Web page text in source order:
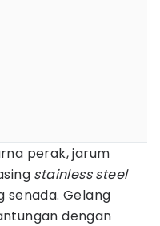
perak, jarum
stainless steel
senada. Gelang
dengan